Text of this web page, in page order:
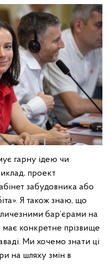
гарну ідею чи
проект
забудовника або
Я також знаю, що
бар’єрами на
має конкретне прізвище
Ми хочемо знати ці
на шляху змін в